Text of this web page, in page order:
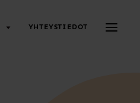
YHTEYSTIEDOT Avaa/